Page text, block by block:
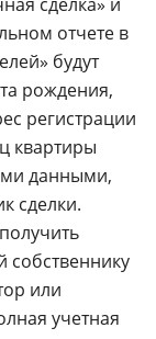
отчете в
будут
рождения,
регистрации
квартиры
данными,
сделки.
собственнику
или
учетная